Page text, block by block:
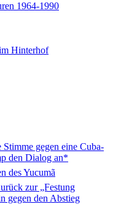
1964-1990
Hinterhof
gegen eine Cuba-
den Dialog an*
des Yucumã
zur „Festung
gegen den Abstieg